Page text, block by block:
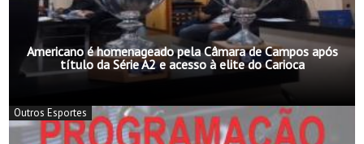
Americano é homenageado pela Câmara de Campos após
título da Série A2 e acesso à elite do Carioca
Outros Esportes